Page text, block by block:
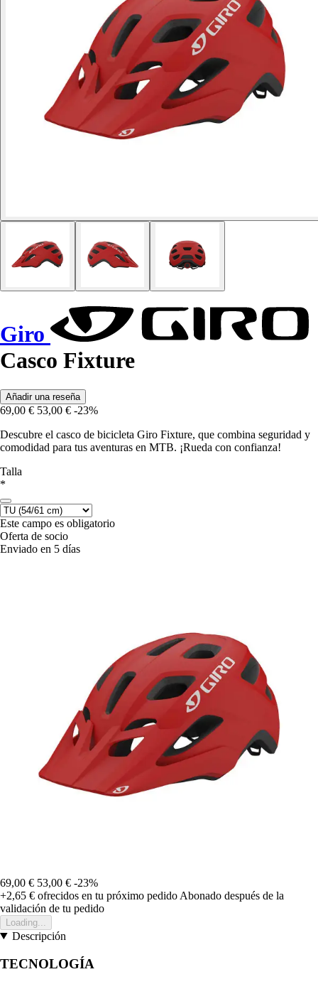
Giro
Casco Fixture
Añadir una reseña
69,00 € 53,00 € -23%
Descubre el casco de bicicleta Giro Fixture, que combina seguridad y
comodidad para tus aventuras en MTB. ¡Rueda con confianza!
Talla
*
Este campo es obligatorio
Oferta de socio
Enviado en 5 días
69,00 € 53,00 € -23%
+2,65 € ofrecidos en tu próximo pedido Abonado después de la
validación de tu pedido
Loading...
Descripción
TECNOLOGÍA